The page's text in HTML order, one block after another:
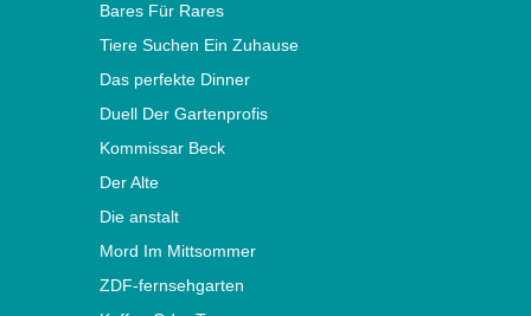
Bares Für Rares
Tiere Suchen Ein Zuhause
Das perfekte Dinner
Duell Der Gartenprofis
Kommissar Beck
Der Alte
Die anstalt
Mord Im Mittsommer
ZDF-fernsehgarten